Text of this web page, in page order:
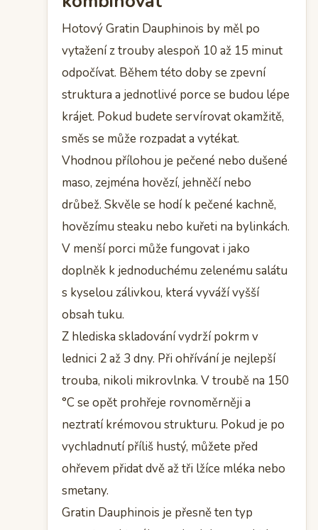
Hotový Gratin Dauphinois by měl po
vytažení z trouby alespoň 10 až 15 minut
odpočívat. Během této doby se zpevní
struktura a jednotlivé porce se budou lépe
krájet. Pokud budete servírovat okamžitě,
směs se může rozpadat a vytékat.
Vhodnou přílohou je pečené nebo dušené
maso, zejména hovězí, jehněčí nebo
drůbež. Skvěle se hodí k pečené kachně,
hovězímu steaku nebo kuřeti na bylinkách.
V menší porci může fungovat i jako
doplněk k jednoduchému zelenému salátu
s kyselou zálivkou, která vyváží vyšší
obsah tuku.
Z hlediska skladování vydrží pokrm v
lednici 2 až 3 dny. Při ohřívání je nejlepší
trouba, nikoli mikrovlnka. V troubě na 150
°C se opět prohřeje rovnoměrněji a
neztratí krémovou strukturu. Pokud je po
vychladnutí příliš hustý, můžete před
ohřevem přidat dvě až tři lžíce mléka nebo
smetany.
Gratin Dauphinois je přesně ten typ